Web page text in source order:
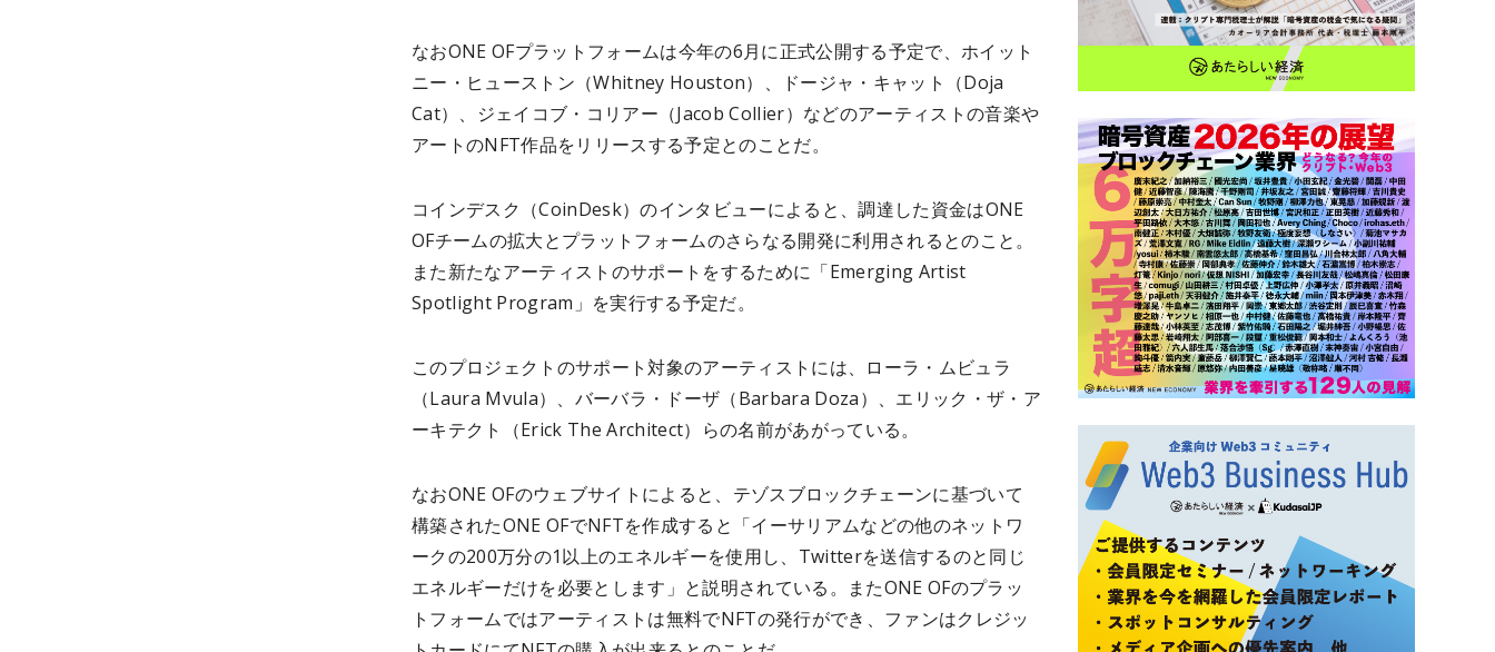
なおONE OFプラットフォームは今年の6月に正式公開する予定で、ホイット
ニー・ヒューストン（Whitney Houston）、ドージャ・キャット（Doja
Cat）、ジェイコブ・コリアー（Jacob Collier）などのアーティストの音楽や
アートのNFT作品をリリースする予定とのことだ。
コインデスク（CoinDesk）のインタビューによると、調達した資金はONE
OFチームの拡大とプラットフォームのさらなる開発に利用されるとのこと。
また新たなアーティストのサポートをするために「Emerging Artist
Spotlight Program」を実行する予定だ。
このプロジェクトのサポート対象のアーティストには、ローラ・ムビュラ
（Laura Mvula）、バーバラ・ドーザ（Barbara Doza）、エリック・ザ・ア
ーキテクト（Erick The Architect）らの名前があがっている。
なおONE OFのウェブサイトによると、テゾスブロックチェーンに基づいて
構築されたONE OFでNFTを作成すると「イーサリアムなどの他のネットワ
ークの200万分の1以上のエネルギーを使用し、Twitterを送信するのと同じ
エネルギーだけを必要とします」と説明されている。またONE OFのプラッ
トフォームではアーティストは無料でNFTの発行ができ、ファンはクレジッ